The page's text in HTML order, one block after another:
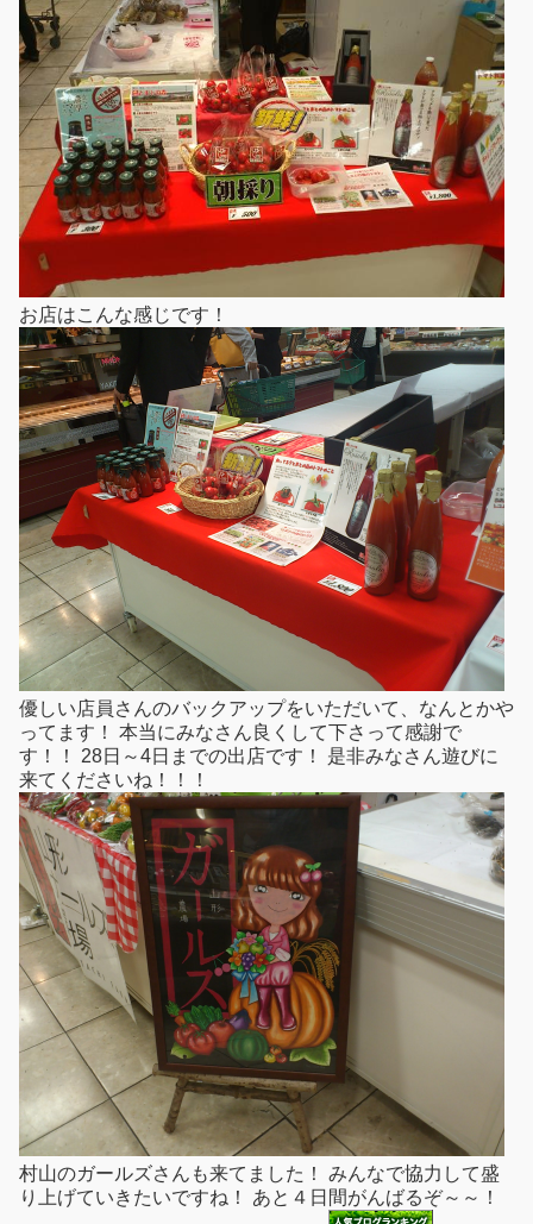
お店はこんな感じです！
優しい店員さんのバックアップをいただいて、なんとかや
ってます！ 本当にみなさん良くして下さって感謝で
す！！ 28日～4日までの出店です！ 是非みなさん遊びに
来てくださいね！！！
村山のガールズさんも来てました！ みんなで協力して盛
り上げていきたいですね！ あと４日間がんばるぞ～～！